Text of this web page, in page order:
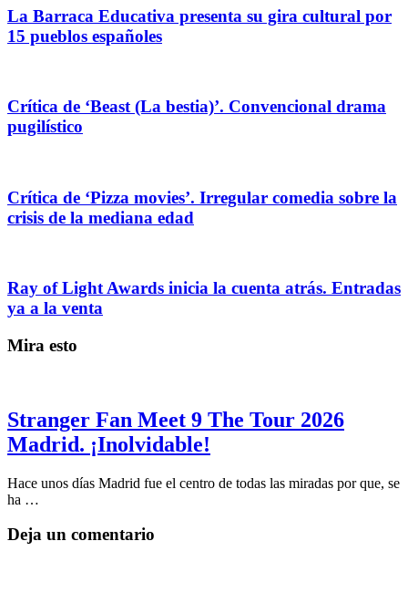
La Barraca Educativa presenta su gira cultural por
15 pueblos españoles
Crítica de ‘Beast (La bestia)’. Convencional drama
pugilístico
Crítica de ‘Pizza movies’. Irregular comedia sobre la
crisis de la mediana edad
Ray of Light Awards inicia la cuenta atrás. Entradas
ya a la venta
Mira esto
Stranger Fan Meet 9 The Tour 2026
Madrid. ¡Inolvidable!
Hace unos días Madrid fue el centro de todas las miradas por que, se
ha …
Deja un comentario